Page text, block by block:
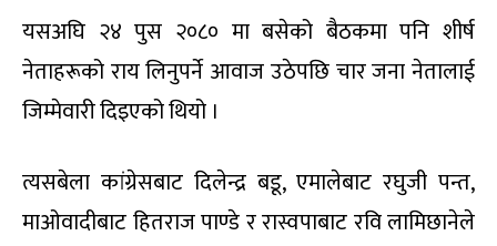
यसअघि २४ पुस २०८० मा बसेको बैठकमा पनि शीर्ष
नेताहरूको राय लिनुपर्ने आवाज उठेपछि चार जना नेतालाई
जिम्मेवारी दिइएको थियो ।
त्यसबेला कांग्रेसबाट दिलेन्द्र बडू, एमालेबाट रघुजी पन्त,
माओवादीबाट हितराज पाण्डे र रास्वपाबाट रवि लामिछानेले